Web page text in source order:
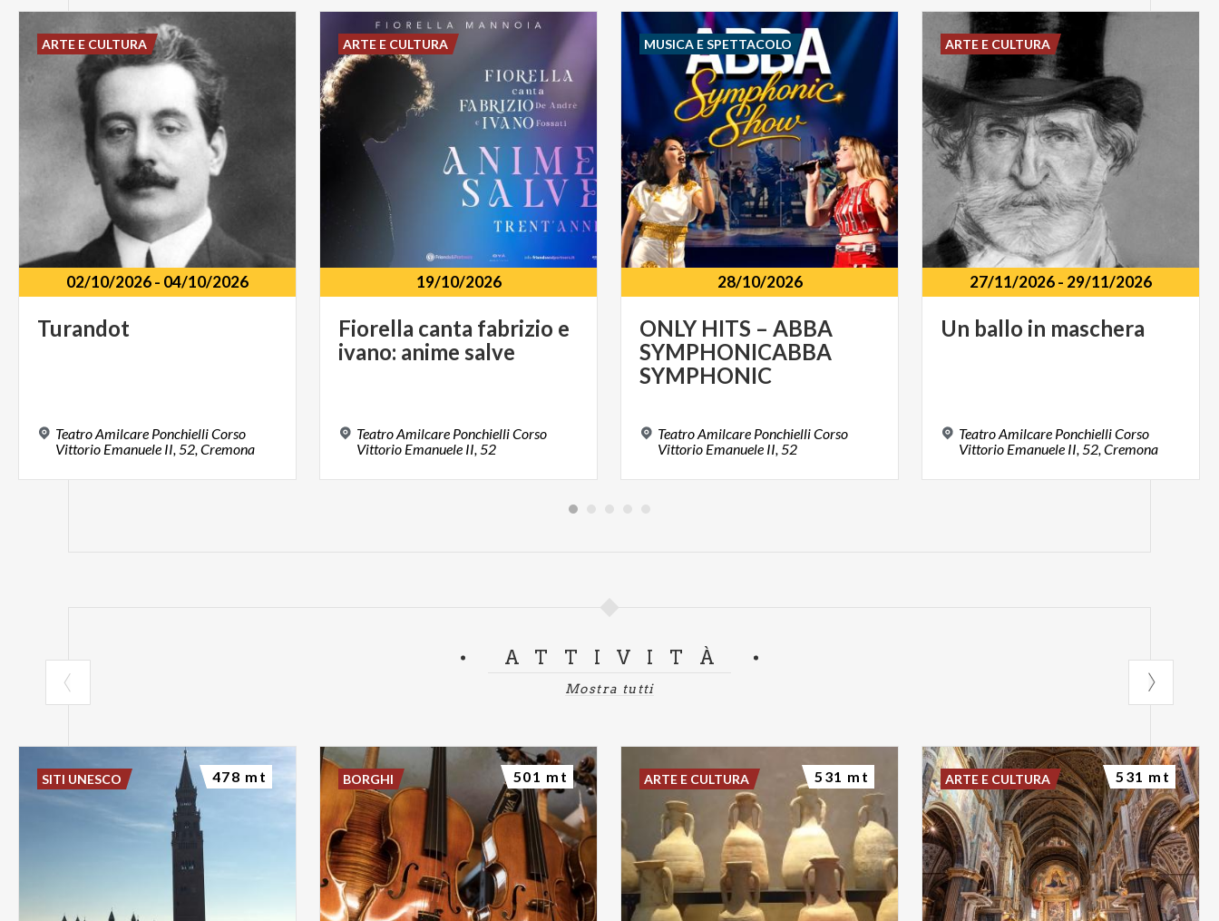
02/10/2026- 04/10/2026
Turandot
Teatro Amilcare Ponchielli Corso
Vittorio Emanuele II, 52, Cremona
ARTE E CULTURA
19/10/2026
Fiorella canta fabrizio e
ivano: anime salve
Teatro Amilcare Ponchielli Corso
Vittorio Emanuele II, 52
ARTE E CULTURA
28/10/2026
ONLY HITS – ABBA
SYMPHONICABBA
SYMPHONIC
Teatro Amilcare Ponchielli Corso
Vittorio Emanuele II, 52
MUSICA E SPETTACOLO
27/11/2026- 29/11/2026
Un ballo in maschera
Teatro Amilcare Ponchielli Corso
Vittorio Emanuele II, 52, Cremona
ARTE E CULTURA
ATTIVITÀ
Mostra tutti
SITI UNESCO 478 mt BORGHI 501 mt ARTE E CULTURA 531 mt ARTE E CULTURA 531 mt